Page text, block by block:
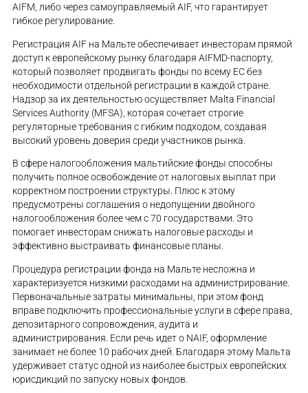
AIFM, либо через самоуправляемый AIF, что гарантирует
гибкое регулирование.
Регистрация AIF на Мальте обеспечивает инвесторам прямой
доступ к европейскому рынку благодаря AIFMD-паспорту,
который позволяет продвигать фонды по всему ЕС без
необходимости отдельной регистрации в каждой стране.
Надзор за их деятельностью осуществляет Malta Financial
Services Authority (MFSA), которая сочетает строгие
регуляторные требования с гибким подходом, создавая
высокий уровень доверия среди участников рынка.
В сфере налогообложения мальтийские фонды способны
получить полное освобождение от налоговых выплат при
корректном построении структуры. Плюс к этому
предусмотрены соглашения о недопущении двойного
налогообложения более чем с 70 государствами. Это
помогает инвесторам снижать налоговые расходы и
эффективно выстраивать финансовые планы.
Процедура регистрации фонда на Мальте несложна и
характеризуется низкими расходами на администрирование.
Первоначальные затраты минимальны, при этом фонд
вправе подключить профессиональные услуги в сфере права,
депозитарного сопровождения, аудита и
администрирования. Если речь идет о NAIF, оформление
занимает не более 10 рабочих дней. Благодаря этому Мальта
удерживает статус одной из наиболее быстрых европейских
юрисдикций по запуску новых фондов.